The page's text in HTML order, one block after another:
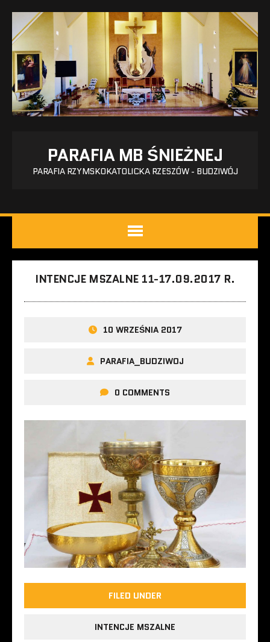
PARAFIA MB ŚNIEŻNEJ
PARAFIA RZYMSKOKATOLICKA RZESZÓW - BUDZIWÓJ
INTENCJE MSZALNE 11-17.09.2017 R.
10 WRZEŚNIA 2017
PARAFIA_BUDZIWOJ
0 COMMENTS
FILED UNDER
INTENCJE MSZALNE